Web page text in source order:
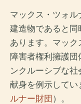
マックス・ツォ
建造物であると同
あります。マック
障害者権利擁護
ンクルーシブな
献身を例示してい
ルナー財団 ）。